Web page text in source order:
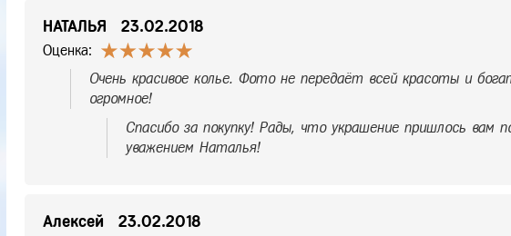
НАТАЛЬЯ 23.02.2018
Оценка:
Очень красивое колье. Фото не передаёт всей красоты и
огромное!
Спасибо за покупку! Рады, что украшение пришлось вам
уважением Наталья!
Алексей 23.02.2018